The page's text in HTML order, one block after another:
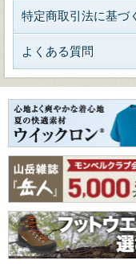
特定商取引法に基づ
よくある質問